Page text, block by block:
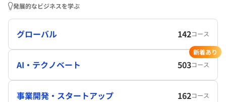
発展的なビジネスを学ぶ
グローバル 142コース
AI・テクノベート 503コース
新着あり
事業開発・スタートアップ 162コース